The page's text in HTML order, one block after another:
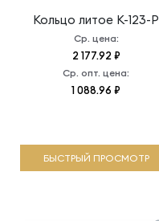
Кольцо литое К-123-Р
Ср. цена:
2 177.92 ₽
Ср. опт. цена:
1 088.96 ₽
БЫСТРЫЙ ПРОСМОТР